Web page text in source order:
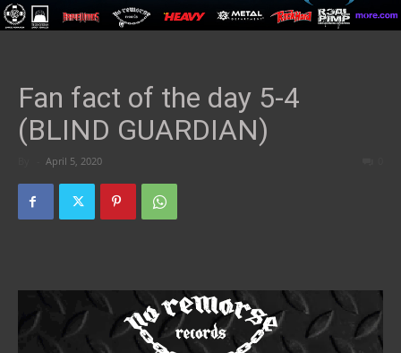
Fan fact of the day 5-4
(BLIND GUARDIAN)
April 5, 2020